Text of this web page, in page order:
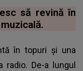
să revină în
în topuri și una
De-a lungul